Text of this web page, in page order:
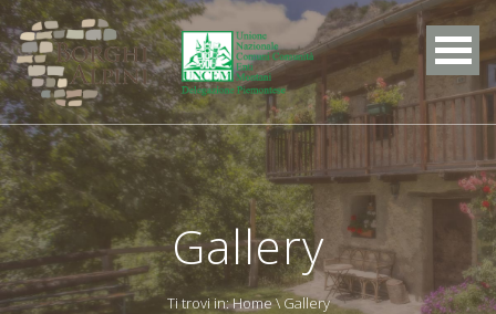
Gallery
Ti trovi in:Home\ Gallery